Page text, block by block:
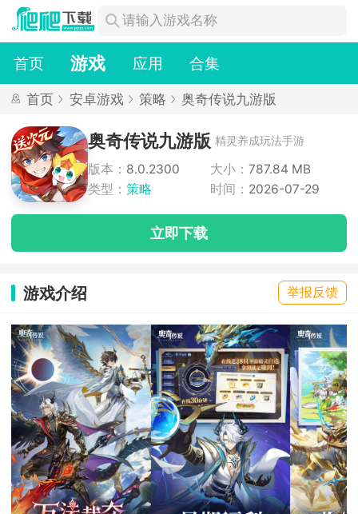
首页 游戏 应用 合集
首页 安卓游戏 策略 奥奇传说九游版
奥奇传说九游版 精灵养成玩法手游
版本： 8.0.2300 大小：787.84 MB
类型： 策略 时间： 2026-07-29
立即下载
游戏介绍 举报反馈